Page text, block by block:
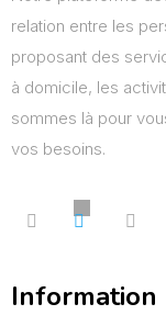
relation entre les
proposant des
à domicile, les
sommes là pour
vos besoins.
Information